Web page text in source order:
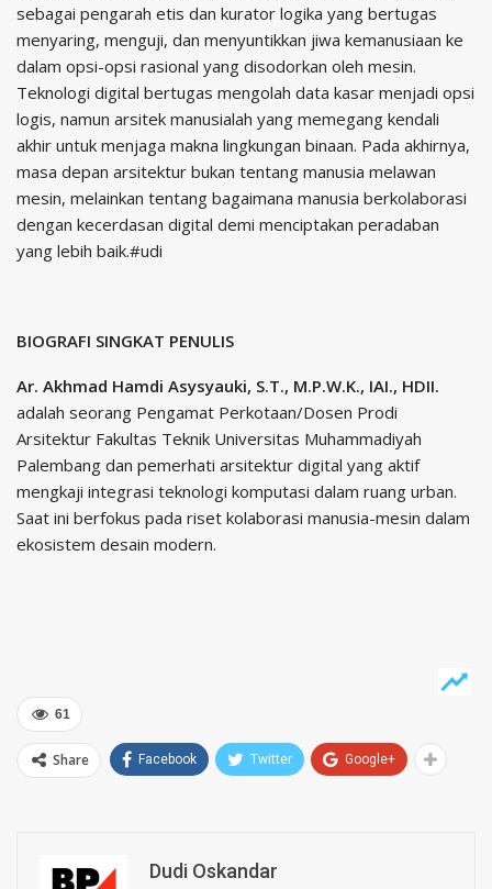
sebagai pengarah etis dan kurator logika yang bertugas
menyaring, menguji, dan menyuntikkan jiwa kemanusiaan ke
dalam opsi-opsi rasional yang disodorkan oleh mesin.
Teknologi digital bertugas mengolah data kasar menjadi opsi
logis, namun arsitek manusialah yang memegang kendali
akhir untuk menjaga makna lingkungan binaan. Pada akhirnya,
masa depan arsitektur bukan tentang manusia melawan
mesin, melainkan tentang bagaimana manusia berkolaborasi
dengan kecerdasan digital demi menciptakan peradaban
yang lebih baik.#udi
BIOGRAFI SINGKAT PENULIS
Ar. Akhmad Hamdi Asysyauki, S.T., M.P.W.K., IAI., HDII.
adalah seorang Pengamat Perkotaan/Dosen Prodi
Arsitektur Fakultas Teknik Universitas Muhammadiyah
Palembang dan pemerhati arsitektur digital yang aktif
mengkaji integrasi teknologi komputasi dalam ruang urban.
Saat ini berfokus pada riset kolaborasi manusia-mesin dalam
ekosistem desain modern.
61
Share Facebook Twitter Google+
Dudi Oskandar